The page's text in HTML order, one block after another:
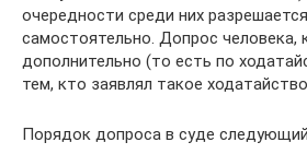
очередности среди них
самостоятельно. Допрос человека,
дополнительно (то есть по
тем, кто заявлял такое ходатайство.
Порядок допроса в суде